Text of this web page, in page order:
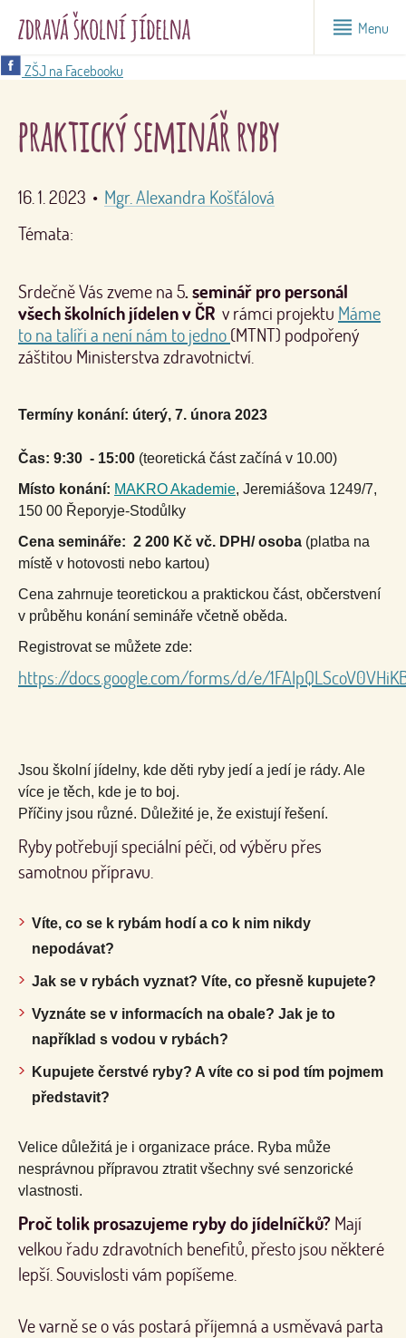
Menu
ZŠJ na Facebooku
praktický seminář ryby
16. 1. 2023 • Mgr. Alexandra Košťálová
Témata:
Srdečně Vás zveme na 5. seminář pro personál
všech školních jídelen v ČR v rámci projektu Máme
to na talíři a není nám to jedno (MTNT) podpořený
záštitou Ministerstva zdravotnictví.
Termíny konání: úterý, 7. února 2023
Čas: 9:30 - 15:00 (teoretická část začíná v 10.00)
Místo konání: MAKRO Akademie, Jeremiášova 1249/7,
150 00 Řeporyje-Stodůlky
Cena semináře: 2 200 Kč vč. DPH/ osoba (platba na
místě v hotovosti nebo kartou)
Cena zahrnuje teoretickou a praktickou část, občerstvení
v průběhu konání semináře včetně oběda.
Registrovat se můžete zde:
https://docs.google.com/forms/d/e/
Jsou školní jídelny, kde děti ryby jedí a jedí je rády. Ale
více je těch, kde je to boj.
Příčiny jsou různé. Důležité je, že existují řešení.
Ryby potřebují speciální péči, od výběru přes
samotnou přípravu.
Víte, co se k rybám hodí a co k nim nikdy
nepodávat?
Jak se v rybách vyznat? Víte, co přesně kupujete?
Vyznáte se v informacích na obale? Jak je to
například s vodou v rybách?
Kupujete čerstvé ryby? A víte co si pod tím pojmem
představit?
Velice důležitá je i organizace práce. Ryba může
nesprávnou přípravou ztratit všechny své senzorické
vlastnosti.
Proč tolik prosazujeme ryby do jídelníčků? Mají
velkou řadu zdravotních benefitů, přesto jsou některé
lepší. Souvislosti vám popíšeme.
Ve varně se o vás postará příjemná a usměvavá parta